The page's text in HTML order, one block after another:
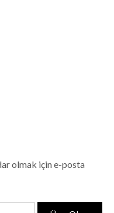
olmak için e-posta